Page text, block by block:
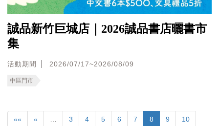
誠品新竹巨城店｜2026誠品書店曬書市
集
活動期間 2026/07/17~2026/08/09
中區門市
«« « 3 4 5 6 7 8 9 10